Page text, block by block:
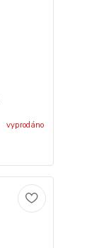
vyprodáno